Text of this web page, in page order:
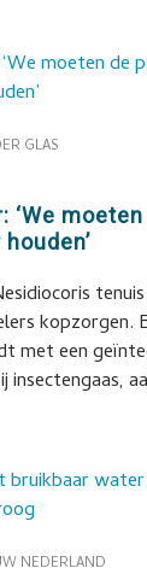
GLAS
‘We
kopzorgen.
met een